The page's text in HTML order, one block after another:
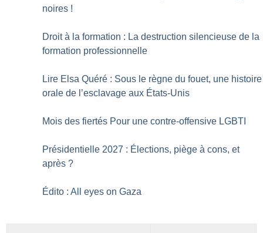
noires !
Droit à la formation : La destruction silencieuse de la
formation professionnelle
Lire Elsa Quéré : Sous le règne du fouet, une histoire
orale de ­l’esclavage aux États-Unis
Mois des fiertés Pour une contre-offensive LGBTI
Présidentielle 2027 : Élections, piège à cons, et
après ?
Édito : All eyes on Gaza